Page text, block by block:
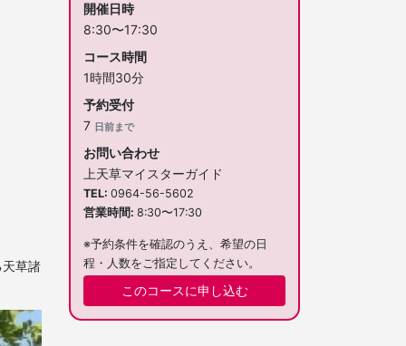
草諸
開催日時
8:30〜17:30
コース時間
1時間30分
予約受付
7 日前まで
お問い合わせ
上天草マイスターガイド
TEL 0964-56-5602
営業時間 8:30〜17:30
※予約条件を確認のうえ、希望の日
程・人数をご指定してください。
このコースに申し込む